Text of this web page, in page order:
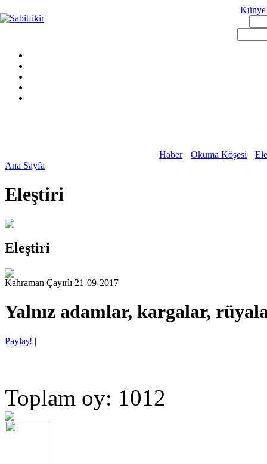
Künye
Haber Okuma Köşesi
Ana Sayfa
Eleştiri
Eleştiri
Kahraman Çayırlı 21-09-2017
Yalnız adamlar, kargalar,
Paylaş! |
Toplam oy: 1012